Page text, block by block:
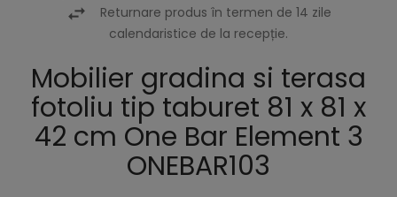
Returnare produs în termen de 14 zile
calendaristice de la recepție.
Mobilier gradina si terasa
fotoliu tip taburet 81 x 81 x
42 cm One Bar Element 3
ONEBAR103